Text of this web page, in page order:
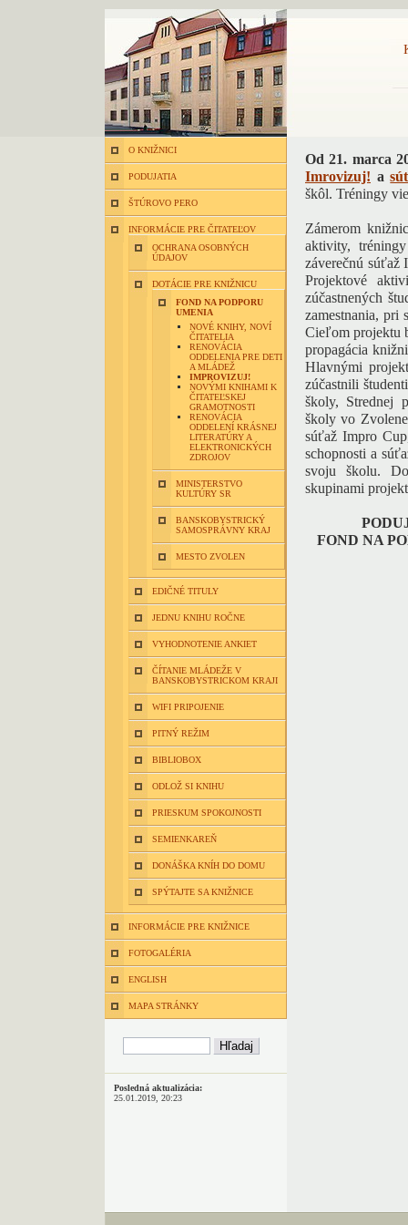
O KNIŽNICI
PODUJATIA
ŠTÚROVO PERO
INFORMÁCIE PRE ČITATEĽOV
OCHRANA OSOBNÝCH
ÚDAJOV
DOTÁCIE PRE KNIŽNICU
FOND NA PODPORU
UMENIA
NOVÉ KNIHY, NOVÍ
ČITATELIA
RENOVÁCIA
ODDELENIA PRE DETI
A MLÁDEŽ
IMPROVIZUJ!
NOVÝMI KNIHAMI K
ČITATEĽSKEJ
GRAMOTNOSTI
RENOVÁCIA
ODDELENÍ KRÁSNEJ
LITERATÚRY A
ELEKTRONICKÝCH
ZDROJOV
MINISTERSTVO
KULTÚRY SR
BANSKOBYSTRICKÝ
SAMOSPRÁVNY KRAJ
MESTO ZVOLEN
EDIČNÉ TITULY
JEDNU KNIHU ROČNE
VYHODNOTENIE ANKIET
ČÍTANIE MLÁDEŽE V
BANSKOBYSTRICKOM KRAJI
WIFI PRIPOJENIE
PITNÝ REŽIM
BIBLIOBOX
ODLOŽ SI KNIHU
PRIESKUM SPOKOJNOSTI
SEMIENKAREŇ
DONÁŠKA KNÍH DO DOMU
SPÝTAJTE SA KNIŽNICE
INFORMÁCIE PRE KNIŽNICE
FOTOGALÉRIA
ENGLISH
MAPA STRÁNKY
Posledná aktualizácia:
25.01.2019, 20:23
Od 21. marca
Imrovizuj! a
škôl. Tréningy
Zámerom
aktivity,
záverečnú súťaž
Projektové
zúčastnených
zamestnania, pri
Cieľom projektu
propagácia
Hlavnými
zúčastnili
školy, Strednej
školy vo
súťaž Impro
schopnosti a
svoju školu.
skupinami
FOND NA